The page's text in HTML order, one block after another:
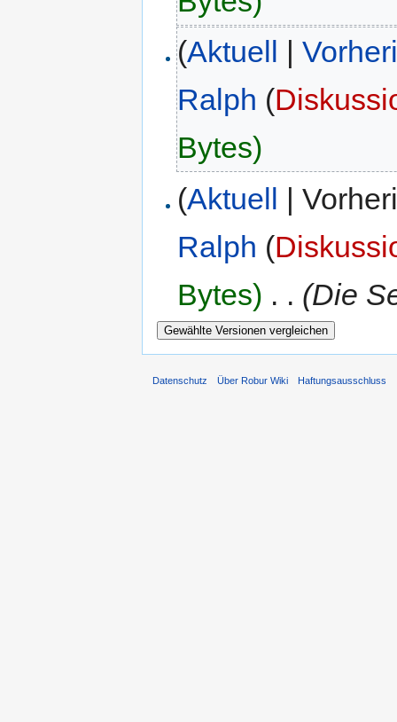
(Aktuell |
Ralph (
Bytes)
(Aktuell |
Ralph (
Bytes) . . (Die
Datenschutz Über Robur Wiki Haftungsausschluss